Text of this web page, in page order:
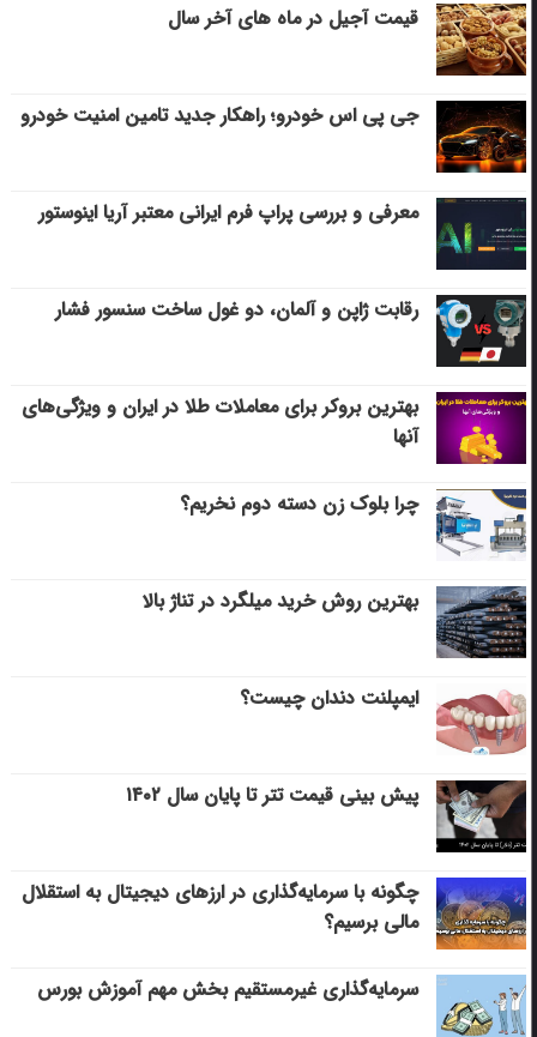
قیمت آجیل در ماه های آخر سال
جی پی اس خودرو؛ راهکار جدید تامین امنیت خودرو
معرفی و بررسی پراپ فرم ایرانی معتبر آریا اینوستور
رقابت ژاپن و آلمان، دو غول ساخت سنسور فشار
بهترین بروکر برای معاملات طلا در ایران و ویژگی‌های
آنها
چرا بلوک زن دسته دوم نخریم؟
بهترین روش خرید میلگرد در تناژ بالا
ایمپلنت دندان چیست؟
پیش بینی قیمت تتر تا پایان سال ۱۴۰۲
چگونه با سرمایه‌گذاری در ارزهای دیجیتال به استقلال
مالی برسیم؟
سرمایه‌گذاری غیرمستقیم بخش مهم آموزش بورس